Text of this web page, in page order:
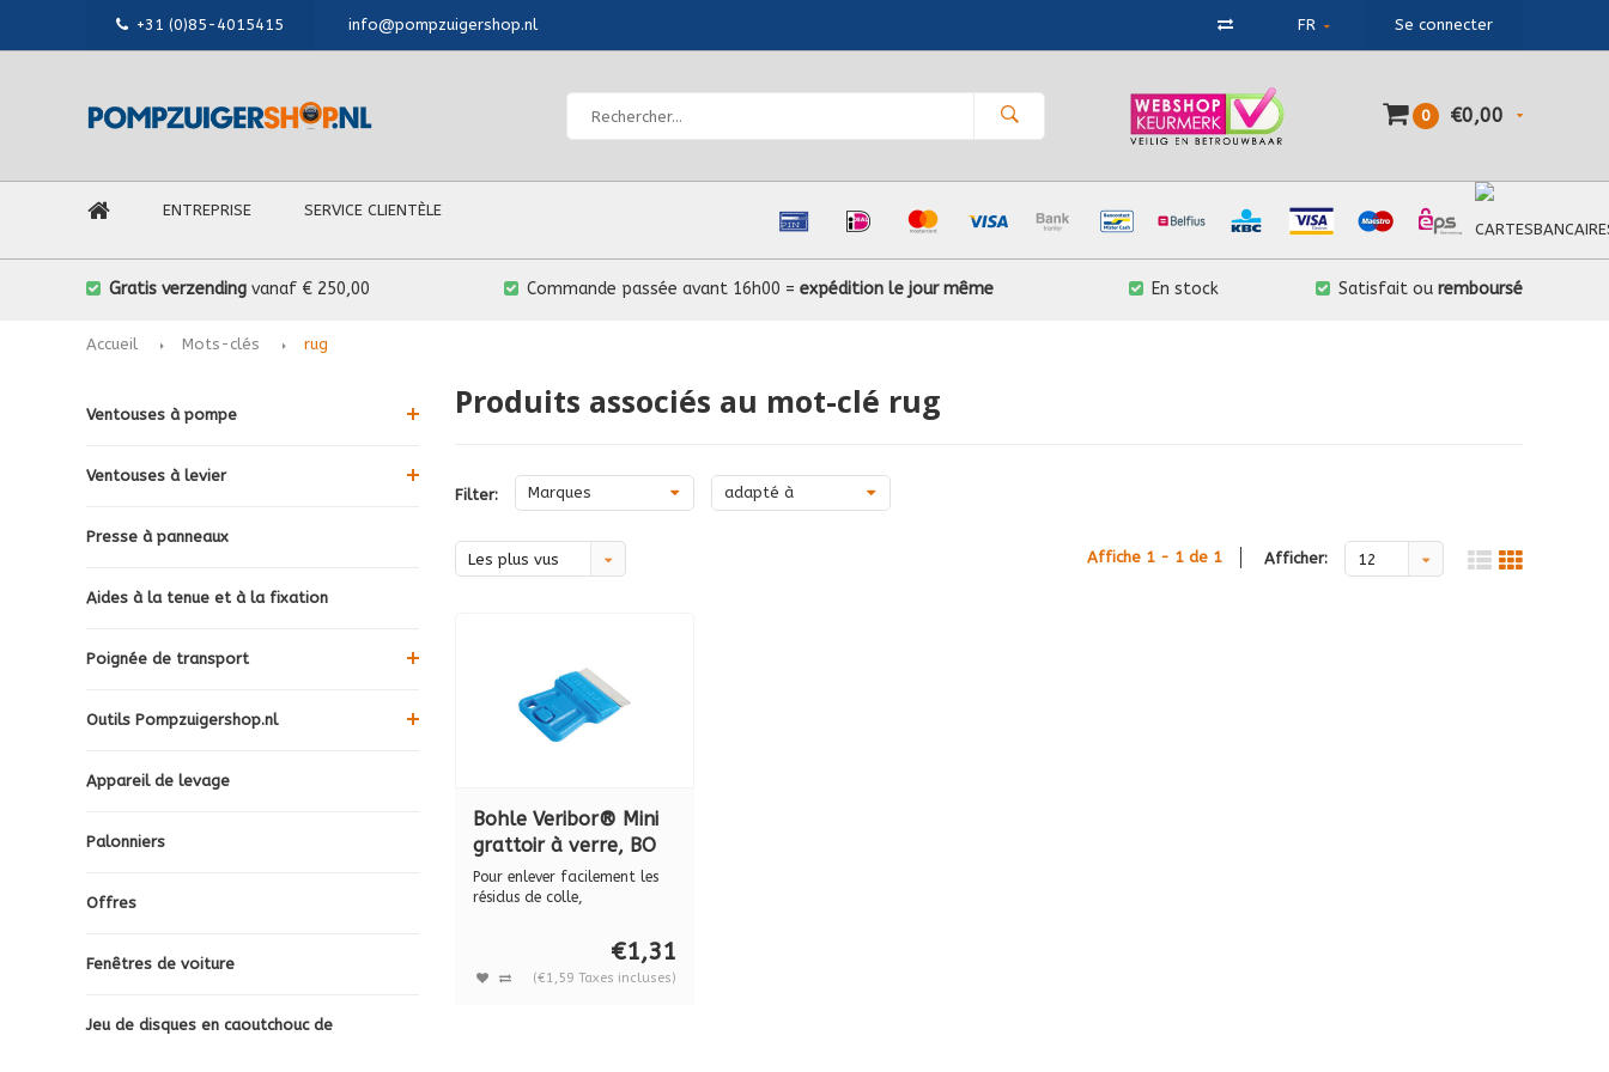
+31 (0)85-4015415 info@pompzuigershop.nl FR Se connecter
0 €0,00
ENTREPRISE SERVICE CLIENTÈLE
Gratis verzending vanaf € 250,00 Commande passée avant 16h00 =expédition le jour même En stock Satisfait ou remboursé
Accueil Mots-clés rug
Ventouses à pompe
Ventouses à levier
Presse à panneaux
Aides à la tenue et à la fixation
Poignée de transport
Outils Pompzuigershop.nl
Appareil de levage
Palonniers
Offres
Fenêtres de voiture
Jeu de disques en caoutchouc de
Produits associés au mot-clé rug
Filter: Marques adapté à
Les plus vus Affiche 1 - 1 de 1 Afficher: 12
Bohle Veribor® Mini
grattoir à verre, BO
3002007
Pour enlever facilement les
résidus de colle,
€1,31
(€1,59 Taxes incluses)